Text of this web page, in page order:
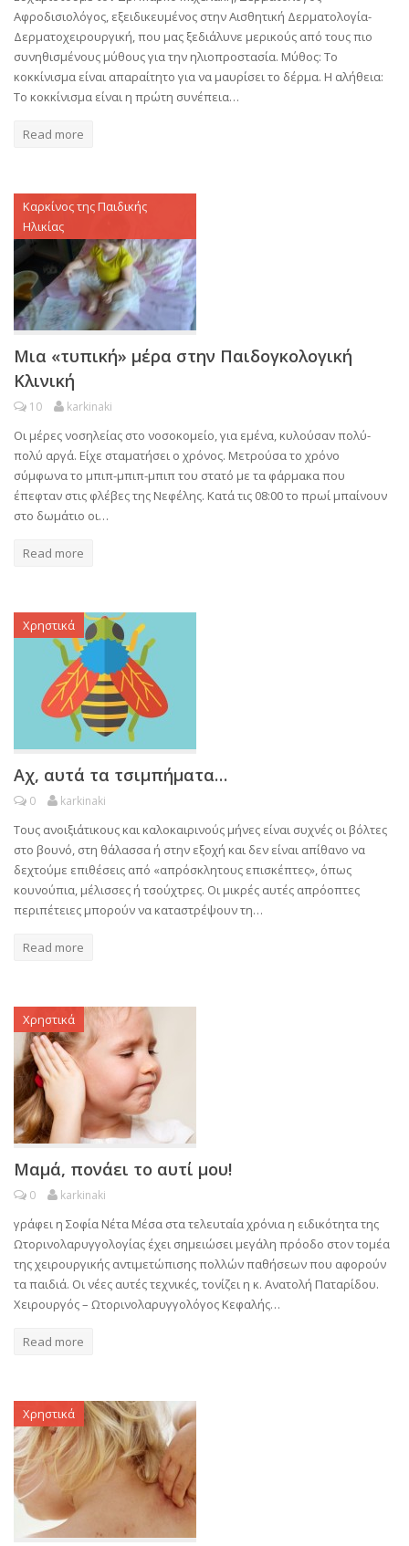
Αφροδισιολόγος, εξειδικευμένος στην Αισθητική Δερματολογία-
Δερματοχειρουργική, που μας ξεδιάλυνε μερικούς από τους πιο
συνηθισμένους μύθους για την ηλιοπροστασία. Μύθος: Το
κοκκίνισμα είναι απαραίτητο για να μαυρίσει το δέρμα. Η αλήθεια:
Το κοκκίνισμα είναι η πρώτη συνέπεια…
Read more
Καρκίνος της Παιδικής
Ηλικίας
Μια «τυπική» μέρα στην Παιδογκολογική
Κλινική
10 karkinaki
Οι μέρες νοσηλείας στο νοσοκομείο, για εμένα, κυλούσαν πολύ-
πολύ αργά. Είχε σταματήσει ο χρόνος. Μετρούσα το χρόνο
σύμφωνα το μπιπ-μπιπ-μπιπ του στατό με τα φάρμακα που
έπεφταν στις φλέβες της Νεφέλης. Κατά τις 08:00 το πρωί μπαίνουν
στο δωμάτιο οι…
Read more
Χρηστικά
Αχ, αυτά τα τσιμπήματα…
0 karkinaki
Τους ανοιξιάτικους και καλοκαιρινούς μήνες είναι συχνές οι βόλτες
στο βουνό, στη θάλασσα ή στην εξοχή και δεν είναι απίθανο να
δεχτούμε επιθέσεις από «απρόσκλητους επισκέπτες», όπως
κουνούπια, μέλισσες ή τσούχτρες. Οι μικρές αυτές απρόοπτες
περιπέτειες μπορούν να καταστρέψουν τη…
Read more
Χρηστικά
Μαμά, πονάει το αυτί μου!
0 karkinaki
γράφει η Σοφία Νέτα Μέσα στα τελευταία χρόνια η ειδικότητα της
Ωτορινολαρυγγολογίας έχει σημειώσει μεγάλη πρόοδο στον τομέα
της χειρουργικής αντιμετώπισης πολλών παθήσεων που αφορούν
τα παιδιά. Οι νέες αυτές τεχνικές, τονίζει η κ. Ανατολή Παταρίδου.
Χειρουργός – Ωτορινολαρυγγολόγος Κεφαλής…
Read more
Χρηστικά